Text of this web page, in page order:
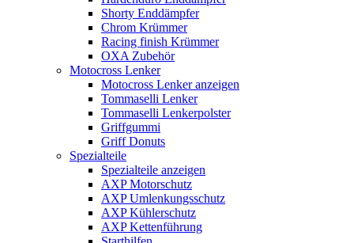
Shorty Enddämpfer
Chrom Krümmer
Racing finish Krümmer
OXA Zubehör
Motocross Lenker
Motocross Lenker anzeigen
Tommaselli Lenker
Tommaselli Lenkerpolster
Griffgummi
Griff Donuts
Spezialteile
Spezialteile anzeigen
AXP Motorschutz
AXP Umlenkungsschutz
AXP Kühlerschutz
AXP Kettenführung